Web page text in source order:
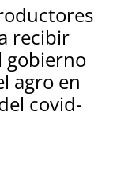
recibir
gobierno
agro en
covid-